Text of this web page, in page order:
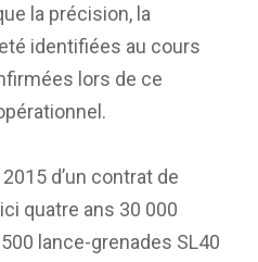
la précision, la
identifiées au cours
lors de ce
d’un contrat de
quatre ans 30 000
lance-grenades SL40